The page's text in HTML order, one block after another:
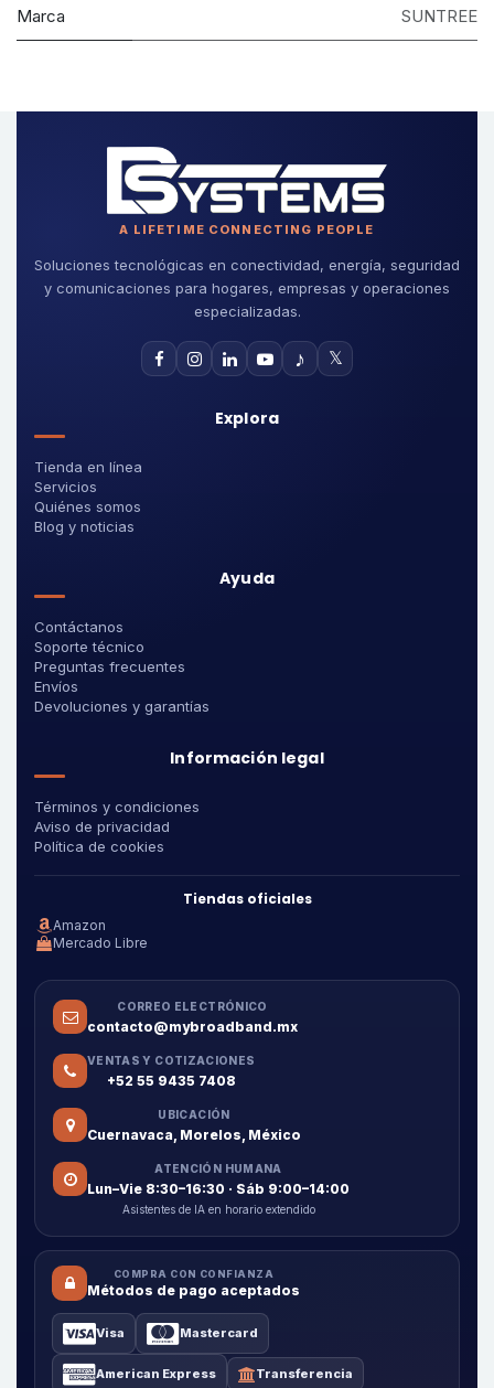
Marca SUNTREE
A LIFETIME CONNECTING PEOPLE
Soluciones tecnológicas en conectividad, energía, seguridad
y comunicaciones para hogares, empresas y operaciones
especializadas.
♪ 𝕏
Explora
Tienda en línea
Servicios
Quiénes somos
Blog y noticias
Ayuda
Contáctanos
Soporte técnico
Preguntas frecuentes
Envíos
Devoluciones y garantías
Información legal
Términos y condiciones
Aviso de privacidad
Política de cookies
Tiendas oficiales
Amazon
Mercado Libre
CORREO ELECTRÓNICO
contacto@mybroadband.mx
VENTAS Y COTIZACIONES
+52 55 9435 7408
UBICACIÓN
Cuernavaca, Morelos, México
ATENCIÓN HUMANA
Lun–Vie 8:30–16:30 · Sáb 9:00–14:00
Asistentes de IA en horario extendido
COMPRA CON CONFIANZA
Métodos de pago aceptados
Visa Mastercard
American Express Transferencia